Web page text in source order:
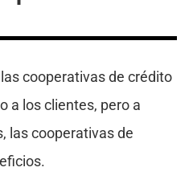
cooperativas de crédito
a los clientes, pero a
las cooperativas de